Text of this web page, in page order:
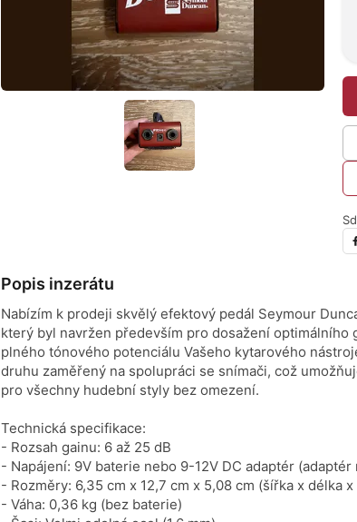
Popis inzerátu
Nabízím k prodeji skvělý efektový pedál Seymour
který byl navržen především pro dosažení optimálního
plného tónového potenciálu Vašeho kytarového
druhu zaměřený na spolupráci se snímači, což
pro všechny hudební styly bez omezení.
Technická specifikace:
- Rozsah gainu: 6 až 25 dB
- Napájení: 9V baterie nebo 9-12V DC adaptér
- Rozměry: 6,35 cm x 12,7 cm x 5,08 cm (šířka x délka x
- Váha: 0,36 kg (bez baterie)